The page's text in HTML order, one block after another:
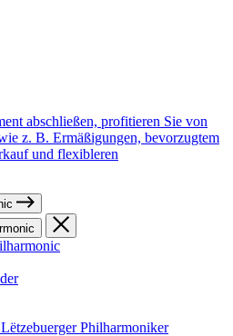
abschließen, profitieren Sie von
z. B. Ermäßigungen, bevorzugtem
und flexibleren
Philharmoniker